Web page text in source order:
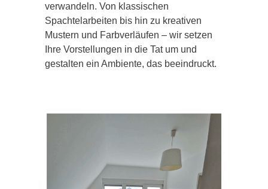
verwandeln. Von klassischen
Spachtelarbeiten bis hin zu kreativen
Mustern und Farbverläufen – wir setzen
Ihre Vorstellungen in die Tat um und
gestalten ein Ambiente, das beeindruckt.